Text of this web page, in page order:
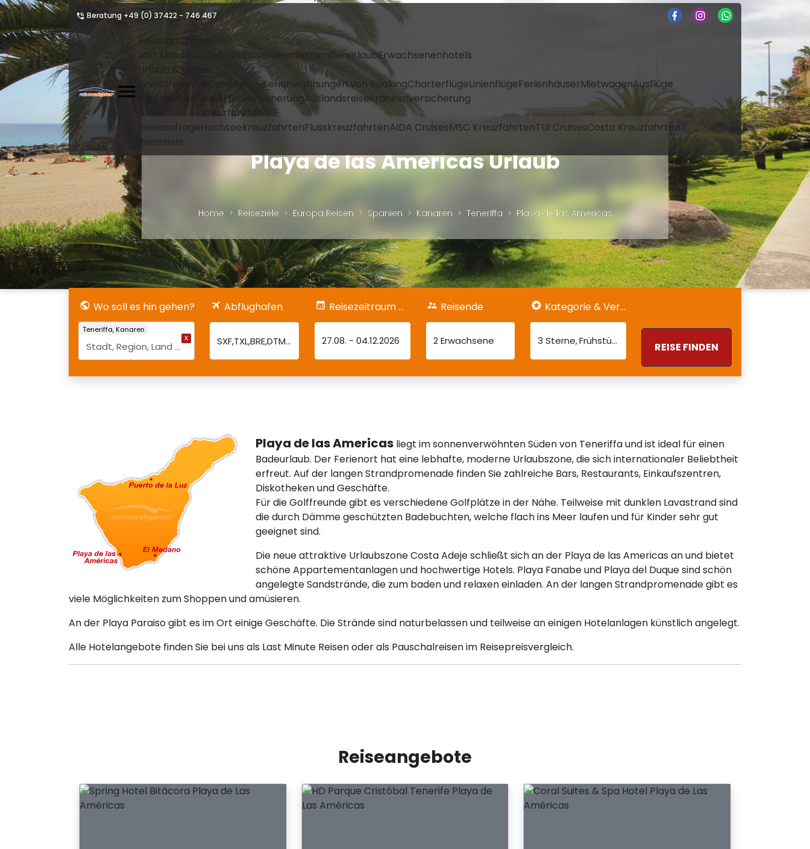
Beratung +49 (0) 37422 - 746 467
Pauschalreisen
Last Minute AngeboteReisekalender FamilienurlaubErwachsenenhotels
Urlaub & Reisen
Kombireisen
Hotels - Ferienwohnungen von BookingCharterflügeLinienflügeFerienhäuserMietwagenAusflüge
Parken
ReiseruecktrittversicherungAuslandsreisekrankenversicherung
Reiseanfrage
Kreuzfahrten
HochseekreuzfahrtenFlusskreuzfahrtenAIDA CruisesMSC KreuzfahrtenTUI CruisesCosta Kreuzfahrten
Reiseziele
Playa de las Americas Urlaub
Home Reiseziele Europa Reisen Spanien Kanaren Teneriffa Playa de las Americas
Wo soll es hin gehen?
Teneriffa, Kanaren
Abflughafen Reisezeitraum & Dauer
27.08. - 04.12.2026
Reisende
2 Erwachsene
Kategorie & Verpflegung
3 Sterne Frühstück REISE FINDEN
Playa de las Americas liegt im sonnenverwöhnten Süden von Teneriffa und ist ideal für einen
Badeurlaub. Der Ferienort hat eine lebhafte, moderne Urlaubszone, die sich internationaler Beliebtheit
erfreut. Auf der langen Strandpromenade finden Sie zahlreiche Bars, Restaurants, Einkaufszentren,
Diskotheken und Geschäfte.
Für die Golffreunde gibt es verschiedene Golfplätze in der Nähe. Teilweise mit dunklen Lavastrand sind
die durch Dämme geschützten Badebuchten, welche flach ins Meer laufen und für Kinder sehr gut
geeignet sind.
Die neue attraktive Urlaubszone Costa Adeje schließt sich an der Playa de las Americas an und bietet
schöne Appartementanlagen und hochwertige Hotels. Playa Fanabe und Playa del Duque sind schön
angelegte Sandstrände, die zum baden und relaxen einladen. An der langen Strandpromenade gibt es
viele Möglichkeiten zum Shoppen und amüsieren.
An der Playa Paraiso gibt es im Ort einige Geschäfte. Die Strände sind naturbelassen und teilweise an einigen Hotelanlagen künstlich angelegt.
Alle Hotelangebote finden Sie bei uns als Last Minute Reisen oder als Pauschalreisen im Reisepreisvergleich.
Reiseangebote